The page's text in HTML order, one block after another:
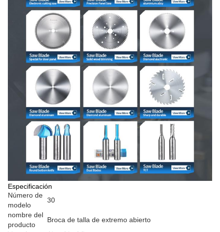
Especificación
Número de
modelo
30
nombre del
producto
Broca de talla de extremo abierto